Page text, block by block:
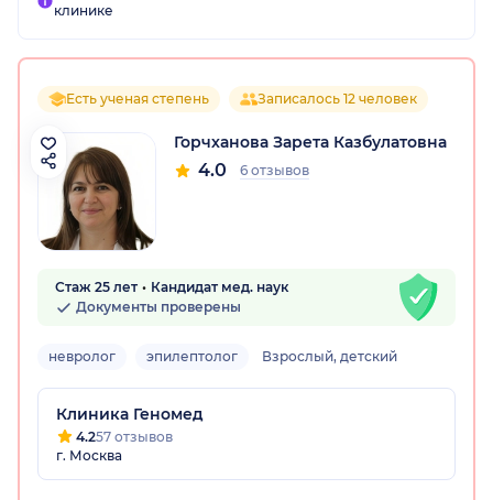
клинике
Есть ученая степень Записалось 12 человек
Горчханова Зарета Казбулатовна
4.0 6 отзывов
Стаж 25 лет
Кандидат мед. наук
Документы проверены
невролог эпилептолог Взрослый, детский
Клиника Геномед
4.257 отзывов
г. Москва